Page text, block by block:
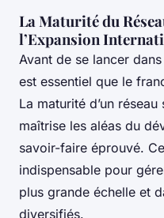
La Maturité du
l’Expansion
Avant de se lancer
est essentiel que le
La maturité d’un
maîtrise les aléas du
savoir-faire éprouvé.
indispensable pour
plus grande échelle et
diversifiés.